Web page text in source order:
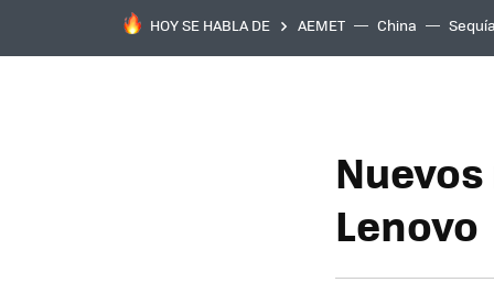
HOY SE HABLA DE AEMET China Sequía
Lenovo